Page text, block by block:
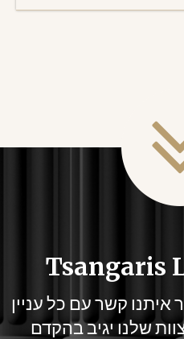
איתנו קשר עם כל עניין
שלנו יגיב בהקדם